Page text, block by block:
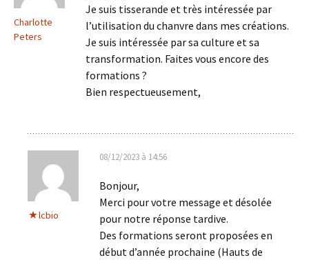
Charlotte
Peters
Je suis tisserande et très intéressée par
l’utilisation du chanvre dans mes créations.
Je suis intéressée par sa culture et sa
transformation. Faites vous encore des
formations ?
Bien respectueusement,
lcbio
08/12/2023 à 14:56
Bonjour,
Merci pour votre message et désolée
pour notre réponse tardive.
Des formations seront proposées en
début d’année prochaine (Hauts de